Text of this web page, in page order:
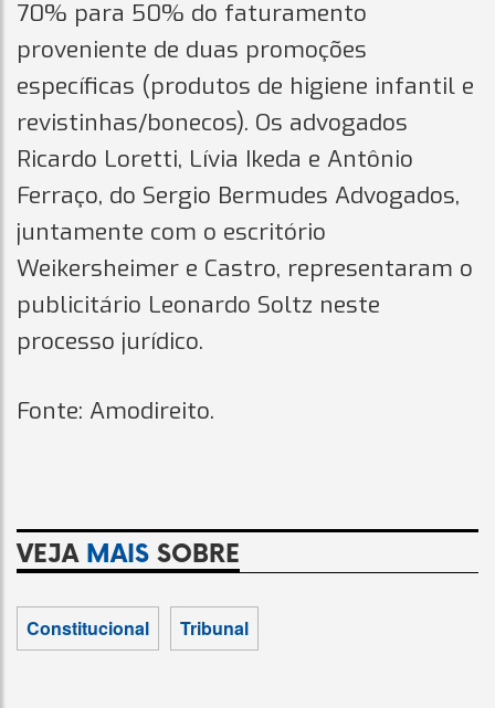
70% para 50% do faturamento
proveniente de duas promoções
específicas (produtos de higiene infantil e
revistinhas/bonecos). Os advogados
Ricardo Loretti, Lívia Ikeda e Antônio
Ferraço, do Sergio Bermudes Advogados,
juntamente com o escritório
Weikersheimer e Castro, representaram o
publicitário Leonardo Soltz neste
processo jurídico.
Fonte: Amodireito.
VEJA MAIS SOBRE
Constitucional Tribunal